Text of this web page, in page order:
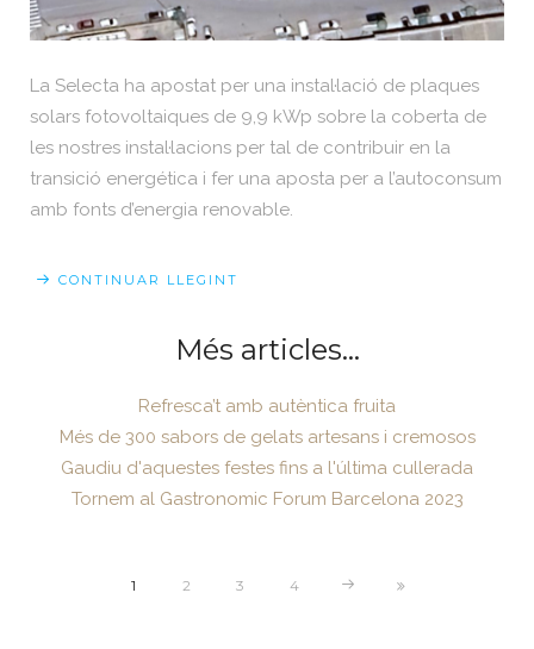
La Selecta ha apostat per una instal·lació de plaques
solars fotovoltaiques de 9,9 kWp sobre la coberta de
les nostres instal·lacions per tal de contribuir en la
transició energética i fer una aposta per a l’autoconsum
amb fonts d’energia renovable.
CONTINUAR LLEGINT
Més articles...
Refresca’t amb autèntica fruita
Més de 300 sabors de gelats artesans i cremosos
Gaudiu d'aquestes festes fins a l'última cullerada
Tornem al Gastronomic Forum Barcelona 2023
1 2 3 4